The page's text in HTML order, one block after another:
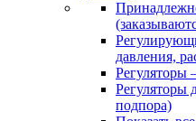
давления,
Регуляторы
Регуляторы
подпора)